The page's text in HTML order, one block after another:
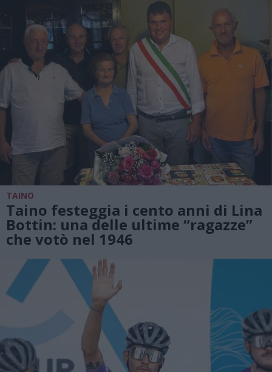
TAINO
Taino festeggia i cento anni di Lina
Bottin: una delle ultime “ragazze”
che votò nel 1946